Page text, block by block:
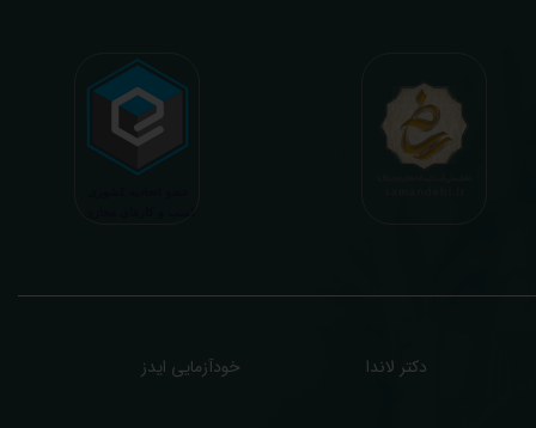
بیمه ها، افزایش تمایل افراد به انجام آزمایش (با دریافت اطلاعاتی دقیقتر، کاربردی، قابل
و شخصی سازی شده) میگردد. تا درنهایت به جامعه ای سالم تر برای تبدیل شدن به
پیشرفته (دیر و زود داره سوخت و سوز نداره...) برسیم. قابل ذکر است که جواب
آنلاین به نتایج هیچ یک از کاربران بصورت مستقیم دسترسی ندارد و موارد تفسیر نیز
با درخواست و ارسال خود کاربر انجام میگیرد و ما تابع اصول اخلاق پزشکی و حرفه ای
دکتر لاندا خودآزمایی ایدز